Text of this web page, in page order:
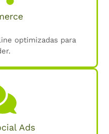
optimizadas para
Ads